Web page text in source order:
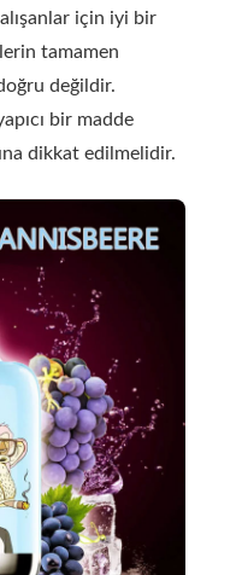
için iyi bir
tamamen
değildir.
bir madde
dikkat edilmelidir.